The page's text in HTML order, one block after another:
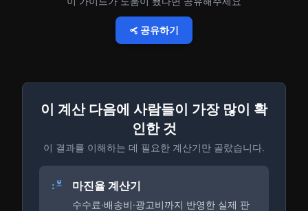
공유하기
이 계산 다음에 사람들이 가장 많이 확
인한 것
이 결과를 이해하는 데 필요한 계산기만 골랐습니다.
마진율 계산기
수수료·배송비·광고비까지 반영한 실제 판